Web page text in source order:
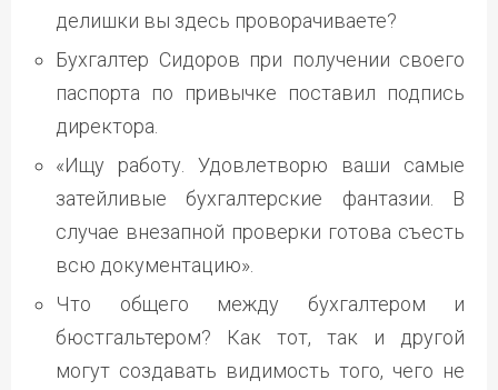
делишки вы здесь проворачиваете?
Бухгалтер Сидоров при получении своего
паспорта по привычке поставил подпись
директора.
«Ищу работу. Удовлетворю ваши самые
затейливые бухгалтерские фантазии. В
случае внезапной проверки готова съесть
всю документацию».
Что общего между бухгалтером и
бюстгальтером? Как тот, так и другой
могут создавать видимость того, чего не